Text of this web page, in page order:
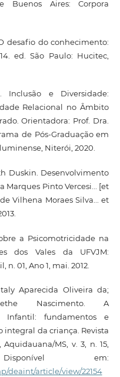
Buenos Aires: Corpora
desafio do conhecimento:
ed. São Paulo: Hucitec,
Inclusão e Diversidade:
Relacional no Âmbito
Orientadora: Prof. Dra.
de Pós-Graduação em
Niterói, 2020.
Duskin. Desenvolvimento
Marques Pinto Vercesi... [et
Vilhena Moraes Silva... et
a Psicomotricidade na
dos Vales da UFVJM:
01, Ano 1, mai. 2012.
Aparecida Oliveira da;
Nascimento. A
Infantil: fundamentos e
da criança. Revista
MS, v. 3, n. 15,
em:
deaint/article/view/22154